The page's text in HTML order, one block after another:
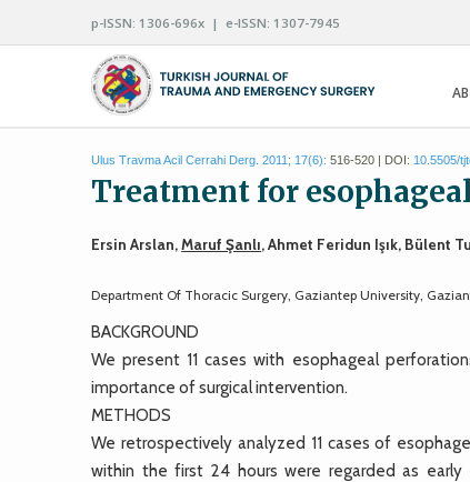
p-ISSN: 1306-696x | e-ISSN: 1307-7945
Ulus Travma Acil Cerrahi Derg. 2011; 17(6): 516-520 | DOI: 10.5505/
Treatment for
Ersin Arslan,Maruf Şanlı, Ahmet Feridun Işık, Bülent
Department Of Thoracic Surgery, Gaziantep University,
BACKGROUND
We present 11 cases with esophageal
importance of surgical intervention.
METHODS
We retrospectively analyzed 11 cases of
within the first 24 hours were regarded as